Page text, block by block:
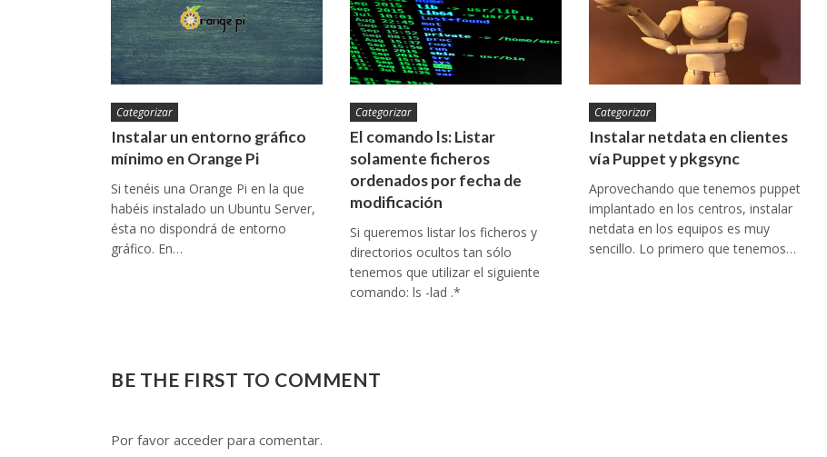
Categorizar
Instalar un entorno gráfico
mínimo en Orange Pi
Si tenéis una Orange Pi en la que
habéis instalado un Ubuntu Server,
ésta no dispondrá de entorno
gráfico. En…
Categorizar
El comando ls: Listar
solamente ficheros
ordenados por fecha de
modificación
Si queremos listar los ficheros y
directorios ocultos tan sólo
tenemos que utilizar el siguiente
comando: ls -lad .*
Categorizar
Instalar netdata en clientes
vía Puppet y pkgsync
Aprovechando que tenemos puppet
implantado en los centros, instalar
netdata en los equipos es muy
sencillo. Lo primero que tenemos…
BE THE FIRST TO COMMENT
Por favor acceder para comentar.